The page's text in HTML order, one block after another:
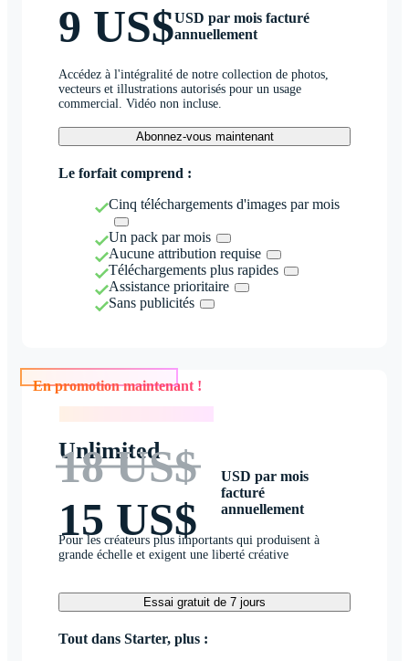
9 US$USD par mois facturé
annuellement
Accédez à l'intégralité de notre collection de photos,
vecteurs et illustrations autorisés pour un usage
commercial. Vidéo non incluse.
Abonnez-vous maintenant
Le forfait comprend :
Cinq téléchargements d'images par mois
Un pack par mois
Aucune attribution requise
Téléchargements plus rapides
Assistance prioritaire
Sans publicités
En promotion maintenant !
Unlimited
18 US$
15 US$
USD par mois
facturé
annuellement
Pour les créateurs plus importants qui produisent à
grande échelle et exigent une liberté créative
Essai gratuit de 7 jours
Tout dans Starter, plus :